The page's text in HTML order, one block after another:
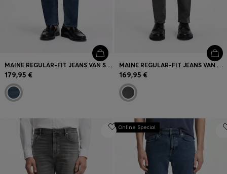
MAINE REGULAR-FIT JEANS VAN STRETCHDENIM
179,95 €
MAINE REGULAR-FIT JEANS VAN ZWART STRETCHDENIM
169,95 €
Online Special